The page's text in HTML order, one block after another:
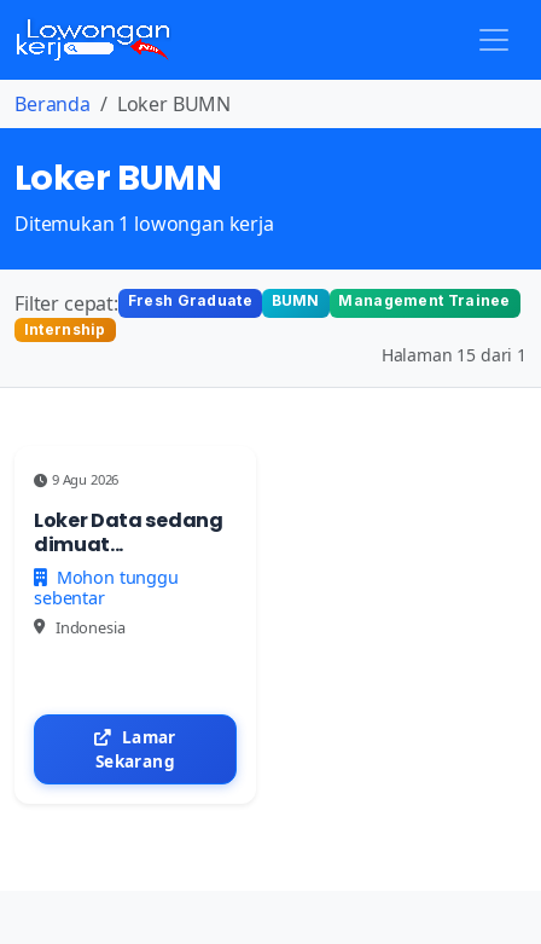
Beranda Loker BUMN
Loker BUMN
Ditemukan 1 lowongan kerja
Filter cepat: Fresh Graduate BUMN
Management Trainee
Internship
Halaman 15 dari 1
9 Agu 2026
Loker Data sedang
dimuat...
Mohon tunggu
sebentar
Indonesia
Lamar
Sekarang